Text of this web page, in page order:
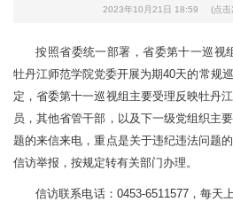
2023年10月21日 18:59 (点击
按照省委统一部署，省委第十一巡视
牡丹江师范学院党委开展为期40天的常规
定，省委第十一巡视组主要受理反映牡丹
员，其他省管干部，以及下一级党组织主
题的来信来电，重点是关于违纪违法问题
信访举报，按规定转有关部门办理。
信访联系电话：0453-6511577，每天